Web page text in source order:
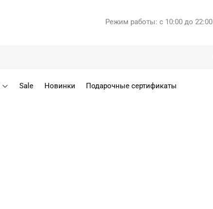
Режим работы: с 10:00 до 22:00
Sale Новинки Подарочные сертификаты